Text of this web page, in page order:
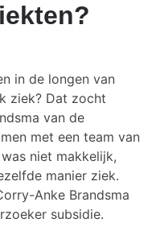
in de longen van
ziek? Dat zocht
van de
met een team van
niet makkelijk,
manier ziek.
Anke Brandsma
subsidie.